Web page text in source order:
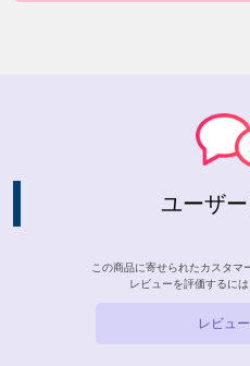
ユーザ
この商品に寄せられたカスタマ
レビューを評価するには
レビュ